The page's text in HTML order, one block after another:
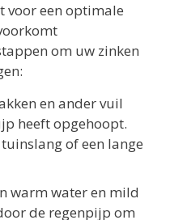
voor een optimale
om uw zinken
en ander vuil
heeft opgehoopt.
of een lange
warm water en mild
de regenpijp om